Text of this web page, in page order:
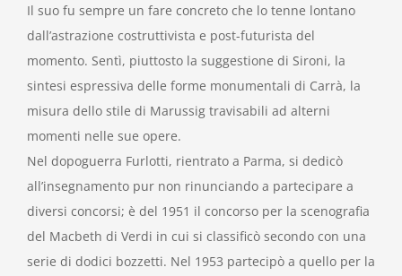
Il suo fu sempre un fare concreto che lo tenne lontano
dall’astrazione costruttivista e post-futurista del
momento. Sentì, piuttosto la suggestione di Sironi, la
sintesi espressiva delle forme monumentali di Carrà, la
misura dello stile di Marussig travisabili ad alterni
momenti nelle sue opere.
Nel dopoguerra Furlotti, rientrato a Parma, si dedicò
all’insegnamento pur non rinunciando a partecipare a
diversi concorsi; è del 1951 il concorso per la scenografia
del Macbeth di Verdi in cui si classificò secondo con una
serie di dodici bozzetti. Nel 1953 partecipò a quello per la